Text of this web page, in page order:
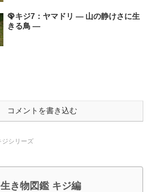
🦚キジ7：ヤマドリ ― 山の静けさに生
きる鳥 ―
コメントを書き込む
ジシリーズ
き物図鑑 キジ編